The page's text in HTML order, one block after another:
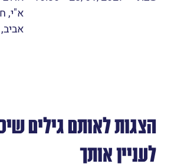
הצגות לאותם גילים
לעניין אותך